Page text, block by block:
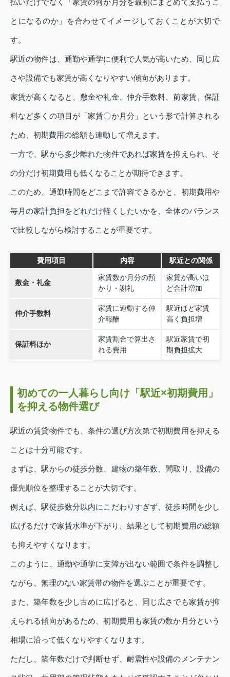
とになるのか」を合わせてイメージしておくことが大切で
す。
駅近の物件は、通勤や通学に便利で人気が高いため、同じ広
さや設備でも家賃が高くなりやすい傾向があります。
家賃が高くなると、敷金や礼金、仲介手数料、前家賃、保証
料など多くの項目が「家賃〇か月分」という形で計算される
ため、初期費用の総額も連動して増えます。
一方で、駅から多少離れた物件であれば家賃を抑えられ、そ
の分だけ初期費用も低くなることが期待できます。
このため、通勤時間をどこまで許容できるかと、初期費用や
毎月の家計負担をどれだけ軽くしたいかを、全体のバランス
で比較しながら検討することが重要です。
費用項目 内容 駅近との関係
敷金・礼金
家賃数か月分の預
かり・謝礼
家賃が高いほ
ど合計増加
仲介手数料
家賃に連動する仲
介報酬
駅近ほど家賃
高く負担増
保証料ほか
家賃割合で算出さ
れる費用
駅近家賃で初
期負担拡大
初めての一人暮らし向け「駅近×初期費用」
を抑える物件選び
駅近の賃貸物件でも、条件の選び方次第で初期費用を抑える
ことは十分可能です。
まずは、駅からの徒歩分数、建物の築年数、間取り、設備の
優先順位を整理することが大切です。
例えば、駅徒歩数分以内にこだわりすぎず、徒歩時間を少し
広げるだけで家賃水準が下がり、結果として初期費用の総額
も抑えやすくなります。
このように、通勤や通学に支障が出ない範囲で条件を調整し
ながら、無理のない家賃帯の物件を選ぶことが重要です。
また、築年数を少し古めに広げると、同じ広さでも家賃が抑
えられる傾向があるため、初期費用も家賃の数か月分という
相場に沿って低くなりやすくなります。
ただし、築年数だけで判断せず、耐震性や設備のメンテナン